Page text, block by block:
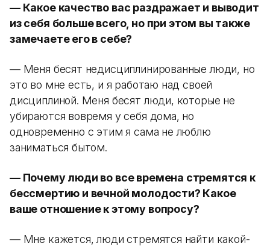
— Какое качество вас раздражает и выводит
из себя больше всего, но при этом вы также
замечаете его в себе?
— Меня бесят недисциплинированные люди, но
это во мне есть, и я работаю над своей
дисциплиной. Меня бесят люди, которые не
убираются вовремя у себя дома, но
одновременно с этим я сама не люблю
заниматься бытом.
— Почему люди во все времена стремятся к
бессмертию и вечной молодости? Какое
ваше отношение к этому вопросу?
— Мне кажется, люди стремятся найти какой-